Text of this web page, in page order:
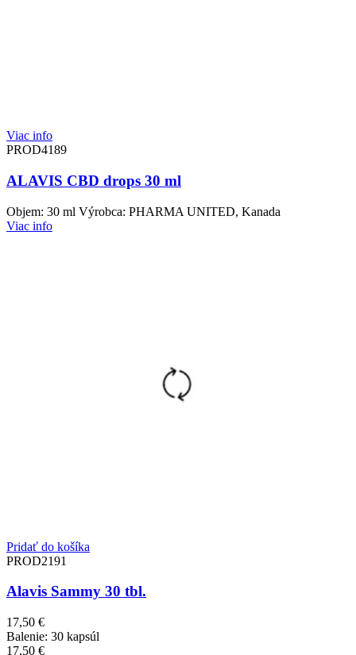
Viac info
PROD4189
ALAVIS CBD drops 30 ml
Objem: 30 ml Výrobca: PHARMA UNITED, Kanada
Viac info
Pridať do košíka
PROD2191
Alavis Sammy 30 tbl.
17,50 €
Balenie: 30 kapsúl
17,50 €